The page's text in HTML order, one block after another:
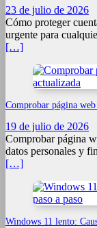
23 de julio de 2026
Cómo proteger
urgente para
[…]
Comprobar página
19 de julio de 2026
Comprobar página
datos personales y
[…]
Windows 11 lento: